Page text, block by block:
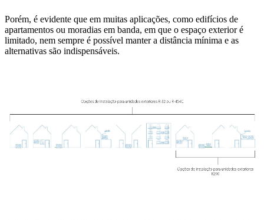
Porém, é evidente que em muitas aplicações, como edifícios de
apartamentos ou moradias em banda, em que o espaço exterior é
limitado, nem sempre é possível manter a distância mínima e as
alternativas são indispensáveis.